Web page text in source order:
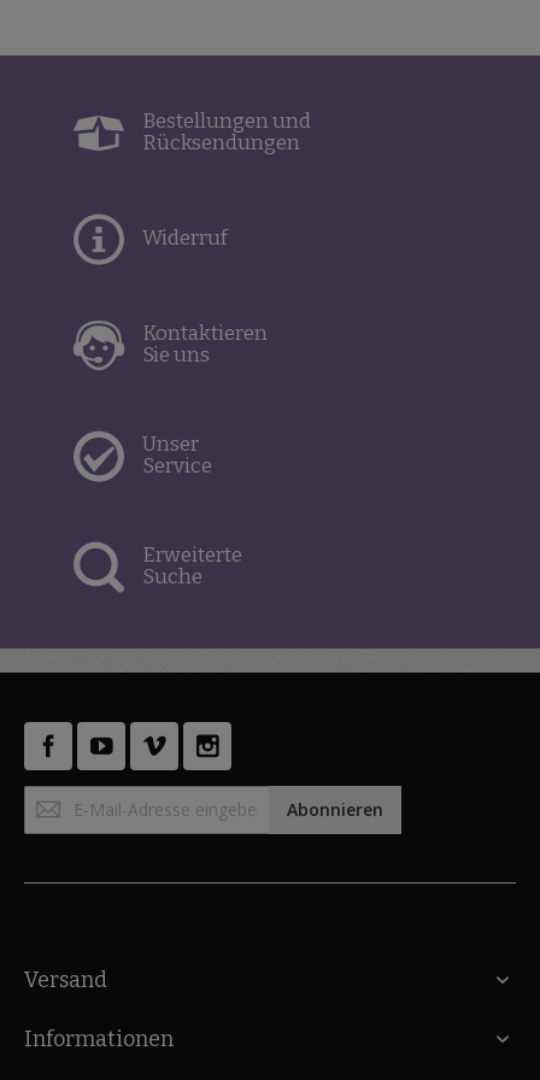
Bestellungen und
Rücksendungen
Widerruf
Kontaktieren
Sie uns
Unser
Service
Erweiterte
Suche
zum
Abonnieren
Versand
Informationen